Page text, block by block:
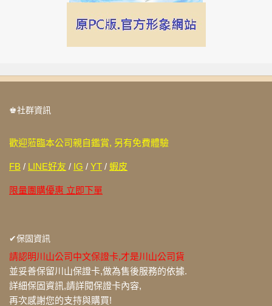
♚社群資訊
歡迎蒞臨本公司親自鑑賞, 另有免費體驗
FB / LINE好友 / IG / YT / 蝦皮
限量團購優惠 立即下單
✔保固資訊
請認明川山公司中文保證卡,才是川山公司貨
並妥善保留川山保證卡,做為售後服務的依據.
詳細保固資訊,請詳閱保證卡內容,
再次感謝您的支持與購買!